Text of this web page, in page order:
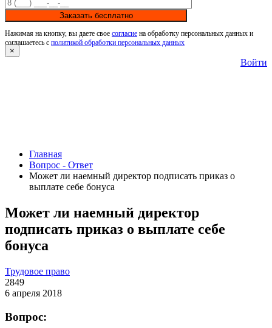
Заказать бесплатно
Нажимая на кнопку, вы даете свое согласие на обработку персональных данных и
соглашаетесь с политикой обработки персональных данных
×
Войти
Главная
Вопрос - Ответ
Может ли наемный директор подписать приказ о
выплате себе бонуса
Может ли наемный директор
подписать приказ о выплате себе
бонуса
Трудовое право
2849
6 апреля 2018
Вопрос: